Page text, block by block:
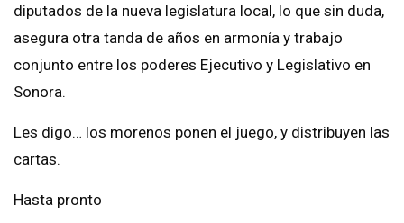
diputados de la nueva legislatura local, lo que sin duda,
asegura otra tanda de años en armonía y trabajo
conjunto entre los poderes Ejecutivo y Legislativo en
Sonora.
Les digo… los morenos ponen el juego, y distribuyen las
cartas.
Hasta pronto